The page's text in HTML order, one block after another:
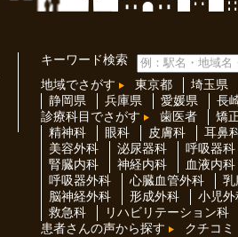
キーワード検索
地域でさがす
東京都 埼玉県
静岡県
兵庫県 愛媛県 長
診療科目でさがす
歯医者 矯
精神科
眼科 皮膚科 耳鼻
美容外科
泌尿器科 呼吸器科
腎臓内科
神経内科 血液内科
呼吸器外科
心臓血管外科 乳
脳神経外科
形成外科 小児外
救急科
リハビリテーション科
患者さんの声から探す
クチコミ